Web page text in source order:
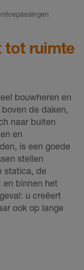
tot ruimte
bouwheren en
de daken,
naar buiten
en
is een goede
stellen
statica, de
binnen het
u creëert
ook op lange